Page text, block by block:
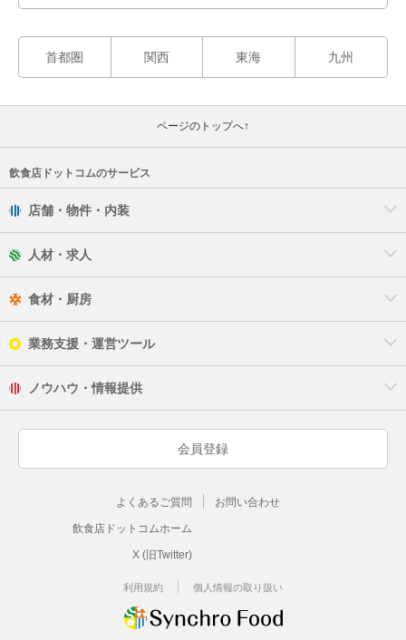
首都圏 関西 東海 九州
ページのトップへ↑
飲食店ドットコムのサービス
店舗・物件・内装
人材・求人
食材・厨房
業務支援・運営ツール
ノウハウ・情報提供
会員登録
よくあるご質問 お問い合わせ
飲食店ドットコムホーム
X (旧Twitter)
利用規約 個人情報の取り扱い